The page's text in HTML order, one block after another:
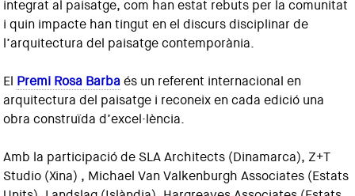
integrat al paisatge, com han estat rebuts per la comunitat
i quin impacte han tingut en el discurs disciplinar de
l’arquitectura del paisatge contemporània.
El Premi Rosa Barbaés un referent internacional en
arquitectura del paisatge i reconeix en cada edició una
obra construïda d’excel·lència.
Amb la participació de SLA Architects (Dinamarca), Z+T
Studio (Xina) , Michael Van Valkenburgh Associates (Estats